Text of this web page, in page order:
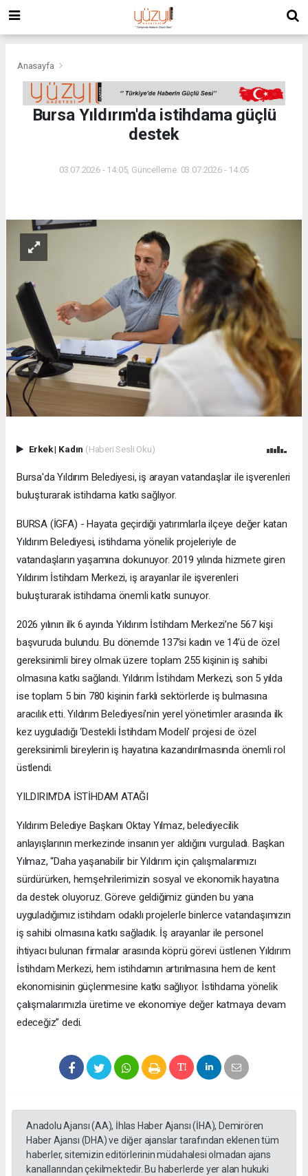
Anasayfa
Bursa Yıldırım'da istihdama güçlü
destek
03.07.2026 - 14:05, Güncelleme: 03.07.2026 - 14:05
Erkek| Kadın (Haberi Sesli Oku)
Bursa'da Yıldırım Belediyesi, iş arayan vatandaşlar ile işverenleri
buluşturarak istihdama katkı sağlıyor.
BURSA (İGFA) - Hayata geçirdiği yatırımlarla ilçeye değer katan
Yıldırım Belediyesi, istihdama yönelik projeleriyle de
vatandaşların yaşamına dokunuyor. 2019 yılında hizmete giren
Yıldırım İstihdam Merkezi, iş arayanlar ile işverenleri
buluşturarak istihdama önemli katkı sunuyor.
2026 yılının ilk 6 ayında Yıldırım İstihdam Merkezi’ne 567 kişi
başvuruda bulundu. Bu dönemde 137’si kadın ve 14’ü de özel
gereksinimli birey olmak üzere toplam 255 kişinin iş sahibi
olmasına katkı sağlandı. Yıldırım İstihdam Merkezi, son 5 yılda
ise toplam 5 bin 780 kişinin farklı sektörlerde iş bulmasına
aracılık etti. Yıldırım Belediyesi’nin yerel yönetimler arasında ilk
kez uyguladığı ‘Destekli İstihdam Modeli’ projesi de özel
gereksinimli bireylerin iş hayatına kazandırılmasında önemli rol
üstlendi.
YILDIRIM’DA İSTİHDAM ATAĞI
Yıldırım Belediye Başkanı Oktay Yılmaz, belediyecilik
anlayışlarının merkezinde insanın yer aldığını vurguladı. Başkan
Yılmaz, “Daha yaşanabilir bir Yıldırım için çalışmalarımızı
sürdürürken, hemşehrilerimizin sosyal ve ekonomik hayatına
da destek oluyoruz. Göreve geldiğimiz günden bu yana
uyguladığımız istihdam odaklı projelerle binlerce vatandaşımızın
iş sahibi olmasına katkı sağladık. İş arayanlar ile personel
ihtiyacı bulunan firmalar arasında köprü görevi üstlenen Yıldırım
İstihdam Merkezi, hem istihdamın artırılmasına hem de kent
ekonomisinin güçlenmesine katkı sağlıyor. İstihdama yönelik
çalışmalarımızla üretime ve ekonomiye değer katmaya devam
edeceğiz” dedi.
Anadolu Ajansı (AA), İhlas Haber Ajansı (İHA), Demirören
Haber Ajansı (DHA) ve diğer ajanslar tarafından eklenen tüm
haberler, sitemizin editörlerinin müdahalesi olmadan ajans
kanallarından çekilmektedir. Bu haberlerde yer alan hukuki